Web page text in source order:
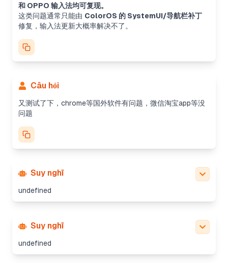
和 OPPO 输入法均可复现。
这类问题通常只能由 ColorOS 的 SystemUI/导航栏补丁
修复，输入法更新大概率解决不了。
Câu hỏi
又测试了下，chrome等国外软件有问题，微信淘宝app等没
问题
Suy nghĩ
undefined
Suy nghĩ
undefined